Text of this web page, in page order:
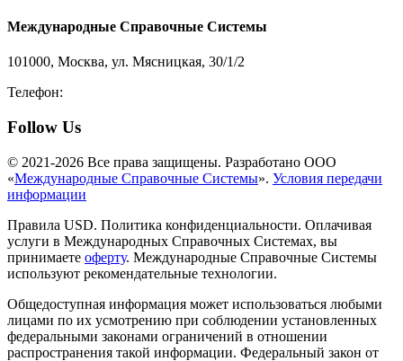
Международные Справочные Системы
101000, Москва, ул. Мясницкая, 30/1/2
Телефон:
Follow Us
© 2021-2026 Все права защищены. Разработано ООО
«Международные Справочные Системы». Условия передачи
информации
Правила USD. Политика конфиденциальности. Оплачивая
услуги в Международных Справочных Системах, вы
принимаете оферту. Международные Справочные Системы
используют рекомендательные технологии.
Общедоступная информация может использоваться любыми
лицами по их усмотрению при соблюдении установленных
федеральными законами ограничений в отношении
распространения такой информации. Федеральный закон от